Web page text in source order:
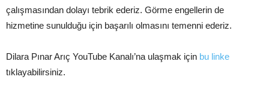
çalışmasından dolayı tebrik ederiz. Görme engellerin de
hizmetine sunulduğu için başarılı olmasını temenni ederiz.
Dilara Pınar Arıç YouTube Kanalı’na ulaşmak için bu linke
tıklayabilirsiniz.